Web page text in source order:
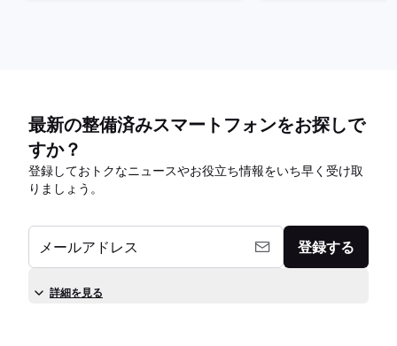
最新の整備済みスマートフォンをお探しで
すか？
登録しておトクなニュースやお役立ち情報をいち早く受け取
りましょう。
メールアドレス 登録する
詳細を見る